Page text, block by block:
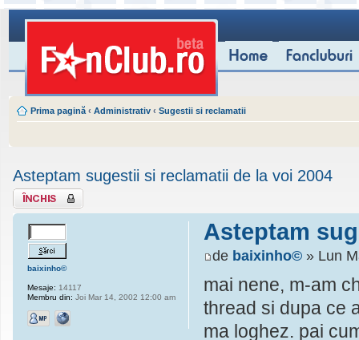
Prima pagină ‹ Administrativ ‹ Sugestii si reclamatii
Asteptam sugestii si reclamatii de la voi 2004
Subiect închis
Asteptam
de baixinho© » Lun
mai nene, m-am
thread si dupa ce
ma loghez. pai
baixinho©
Mesaje: 14117
Membru din: Joi Mar 14, 2002 12:00 am